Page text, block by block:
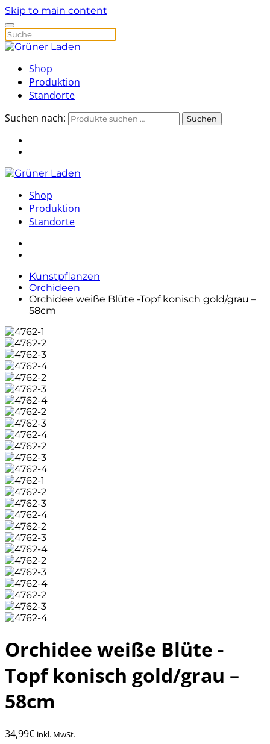
Skip to main content
Shop
Produktion
Standorte
Suchen nach:
Suchen
Shop
Produktion
Standorte
Kunstpflanzen
Orchideen
Orchidee weiße Blüte -Topf konisch gold/grau –
58cm
Orchidee weiße Blüte -
Topf konisch gold/grau –
58cm
34,99€ inkl. MwSt.